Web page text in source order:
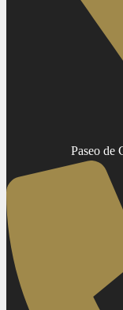
Paseo de